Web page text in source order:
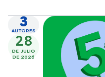
3
AUTORES
28
DE JULIO
DE 2026